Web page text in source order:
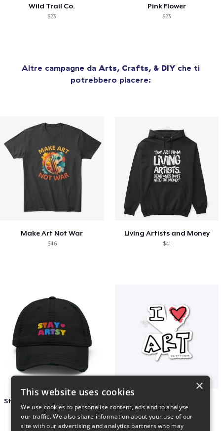
Wild Trail Co.
$23
Pink Flower
$23
Altre campagne da Arts, Crafts, & DIYche ti
potrebbero piacere:
Make Art Not War
$46
Living Artists and Money
$41
$27 $7
×
This website uses cookies
We use cookies to personalise content, ads and to analyse
our traffic. We also share information about your use of our
site with our advertising and analytics partners who may